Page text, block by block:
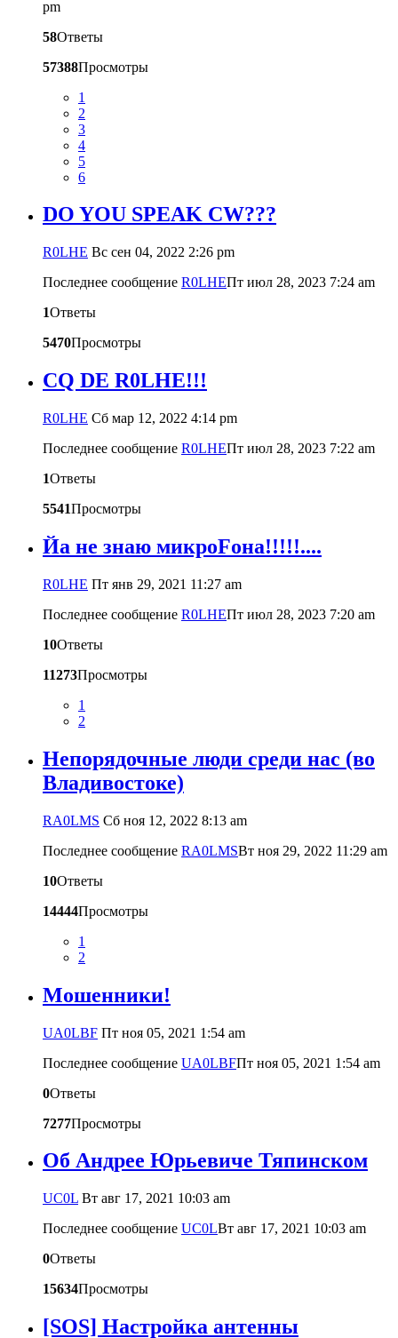
pm
58Ответы
57388Просмотры
1
2
3
4
5
6
DO YOU SPEAK CW???
R0LHE Вс сен 04, 2022 2:26 pm
Последнее сообщение R0LHEПт июл 28, 2023 7:24 am
1Ответы
5470Просмотры
СQ DE R0LHE!!!
R0LHE Сб мар 12, 2022 4:14 pm
Последнее сообщение R0LHEПт июл 28, 2023 7:22 am
1Ответы
5541Просмотры
Йа не знаю микроFона!!!!!....
R0LHE Пт янв 29, 2021 11:27 am
Последнее сообщение R0LHEПт июл 28, 2023 7:20 am
10Ответы
11273Просмотры
1
2
Непорядочные люди среди нас (во
Владивостоке)
RA0LMS Сб ноя 12, 2022 8:13 am
Последнее сообщение RA0LMSВт ноя 29, 2022 11:29 am
10Ответы
14444Просмотры
1
2
Мошенники!
UA0LBF Пт ноя 05, 2021 1:54 am
Последнее сообщение UA0LBFПт ноя 05, 2021 1:54 am
0Ответы
7277Просмотры
Об Андрее Юрьевиче Тяпинском
UC0L Вт авг 17, 2021 10:03 am
Последнее сообщение UC0LВт авг 17, 2021 10:03 am
0Ответы
15634Просмотры
[SOS] Настройка антенны